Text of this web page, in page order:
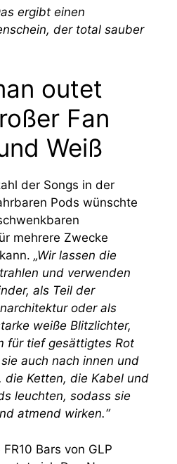
ergibt einen
der total sauber
outet
Fan
Weiß
der Songs in der
Pods wünschte
mehrere Zwecke
„Wir lassen die
und verwenden
als Teil der
oder als
weiße Blitzlichter,
für tief gesättigtes Rot
auch nach innen und
die Ketten, die Kabel und
leuchten, sodass sie
atmend wirken.“
Bars von GLP